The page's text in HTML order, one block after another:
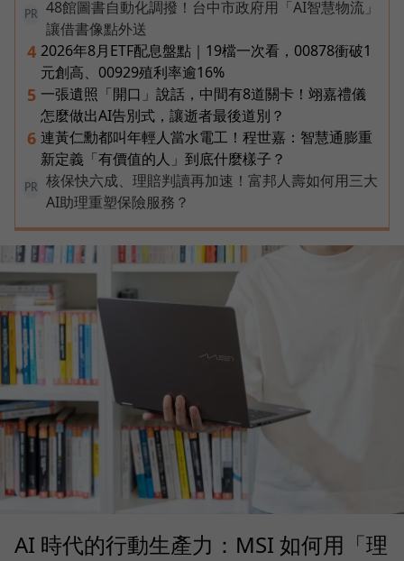
PR
48館圖書自動化調撥！台中市政府用「AI智慧物流」
讓借書像點外送
4 2026年8月ETF配息盤點｜19檔一次看，00878衝破1
元創高、00929殖利率逾16%
5 一張遺照「開口」說話，中間有8道關卡！翊嘉禮儀
怎麼做出AI告別式，讓逝者最後道別？
6 連黃仁勳都叫年輕人當水電工！程世嘉：智慧通膨重
新定義「有價值的人」到底什麼樣子？
PR
核保快六成、理賠判讀再加速！富邦人壽如何用三大
AI助理重塑保險服務？
AI 時代的行動生產力：MSI 如何用「理